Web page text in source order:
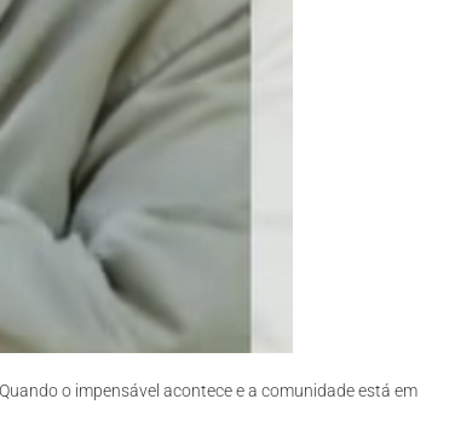
o impensável acontece e a comunidade está em